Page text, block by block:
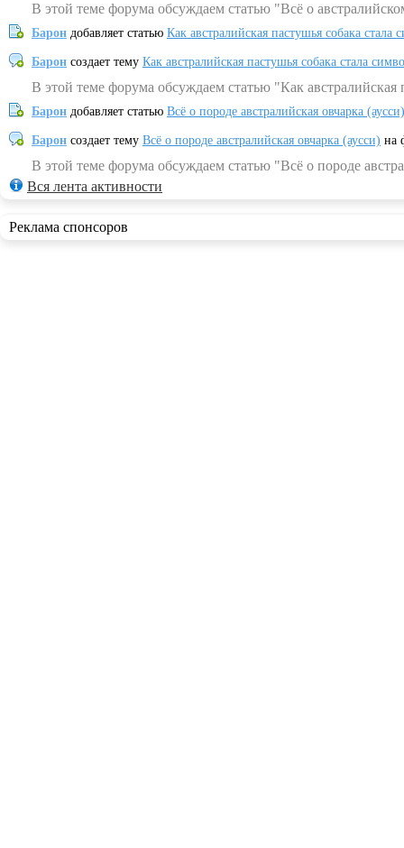
В этой теме форума обсуждаем статью "Всё о
Барон добавляет статью Как австралийская пастушья собака
Барон создает тему Как австралийская пастушья собака стала
В этой теме форума обсуждаем статью "Как
Барон добавляет статью Всё о породе австралийская овчарка (аусси)
Барон создает тему Всё о породе австралийская овчарка (аусси) на
В этой теме форума обсуждаем статью "Всё о породе
Вся лента активности
Реклама спонсоров